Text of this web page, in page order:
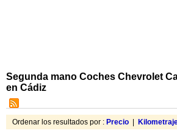
Segunda mano Coches Chevrolet
en Cádiz
Ordenar los resultados por : Precio